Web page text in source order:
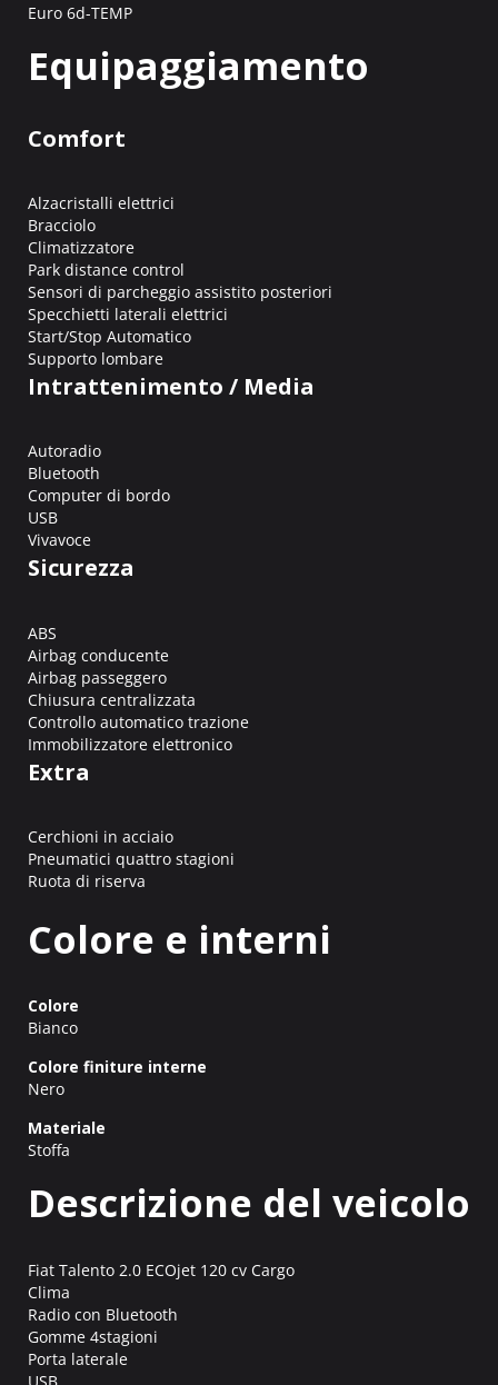
Euro 6d-TEMP
Equipaggiamento
Comfort
Alzacristalli elettrici
Bracciolo
Climatizzatore
Park distance control
Sensori di parcheggio assistito posteriori
Specchietti laterali elettrici
Start/Stop Automatico
Supporto lombare
Intrattenimento / Media
Autoradio
Bluetooth
Computer di bordo
USB
Vivavoce
Sicurezza
ABS
Airbag conducente
Airbag passeggero
Chiusura centralizzata
Controllo automatico trazione
Immobilizzatore elettronico
Extra
Cerchioni in acciaio
Pneumatici quattro stagioni
Ruota di riserva
Colore e interni
Colore
Bianco
Colore finiture interne
Nero
Materiale
Stoffa
Descrizione del veicolo
Fiat Talento 2.0 ECOjet 120 cv Cargo
Clima
Radio con Bluetooth
Gomme 4stagioni
Porta laterale
USB